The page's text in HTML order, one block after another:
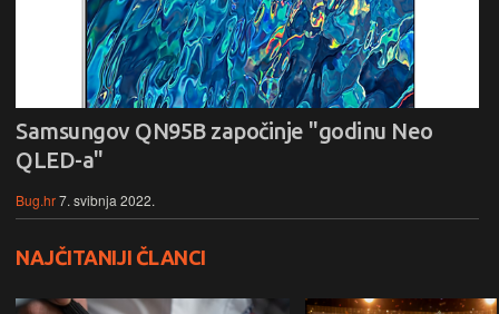
Samsungov QN95B započinje "godinu Neo
QLED-a"
Bug.hr7. svibnja 2022.
NAJČITANIJI ČLANCI